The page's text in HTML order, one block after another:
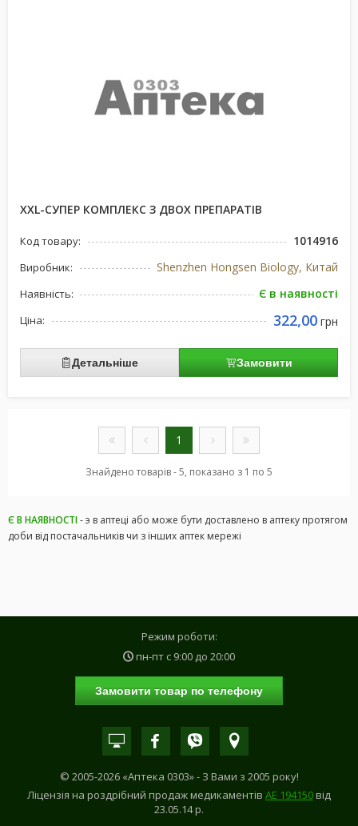
XXL-СУПЕР КОМПЛЕКС З ДВОХ ПРЕПАРАТІВ
Код товару: 1014916
Виробник: Shenzhen Hongsen Biology, Китай
Наявність: Є в наявності
Ціна: 322,00 грн
Детальніше Замовити
1
Знайдено товарів - 5, показано з 1 по 5
Є В НАЯВНОСТІ- э в аптеці або може бути доставлено в аптеку протягом
доби від постачальників чи з інших аптек мережі
Режим роботи:
пн-пт с 9:00 до 20:00
Замовити товар по телефону
© 2005-2026 «Аптека 0303» - З Вами з 2005 року!
Ліцензія на роздрібний продаж медикаментів АE 194150від
23.05.14 р.